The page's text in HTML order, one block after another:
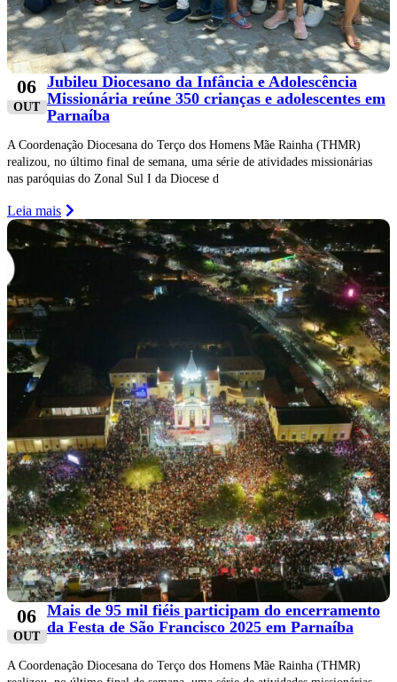
06
OUT
Jubileu Diocesano da Infância e Adolescência
Missionária reúne 350 crianças e adolescentes em
Parnaíba
A Coordenação Diocesana do Terço dos Homens Mãe Rainha (THMR)
realizou, no último final de semana, uma série de atividades missionárias
nas paróquias do Zonal Sul I da Diocese d
Leia mais
06
OUT
Mais de 95 mil fiéis participam do encerramento
da Festa de São Francisco 2025 em Parnaíba
A Coordenação Diocesana do Terço dos Homens Mãe Rainha (THMR)